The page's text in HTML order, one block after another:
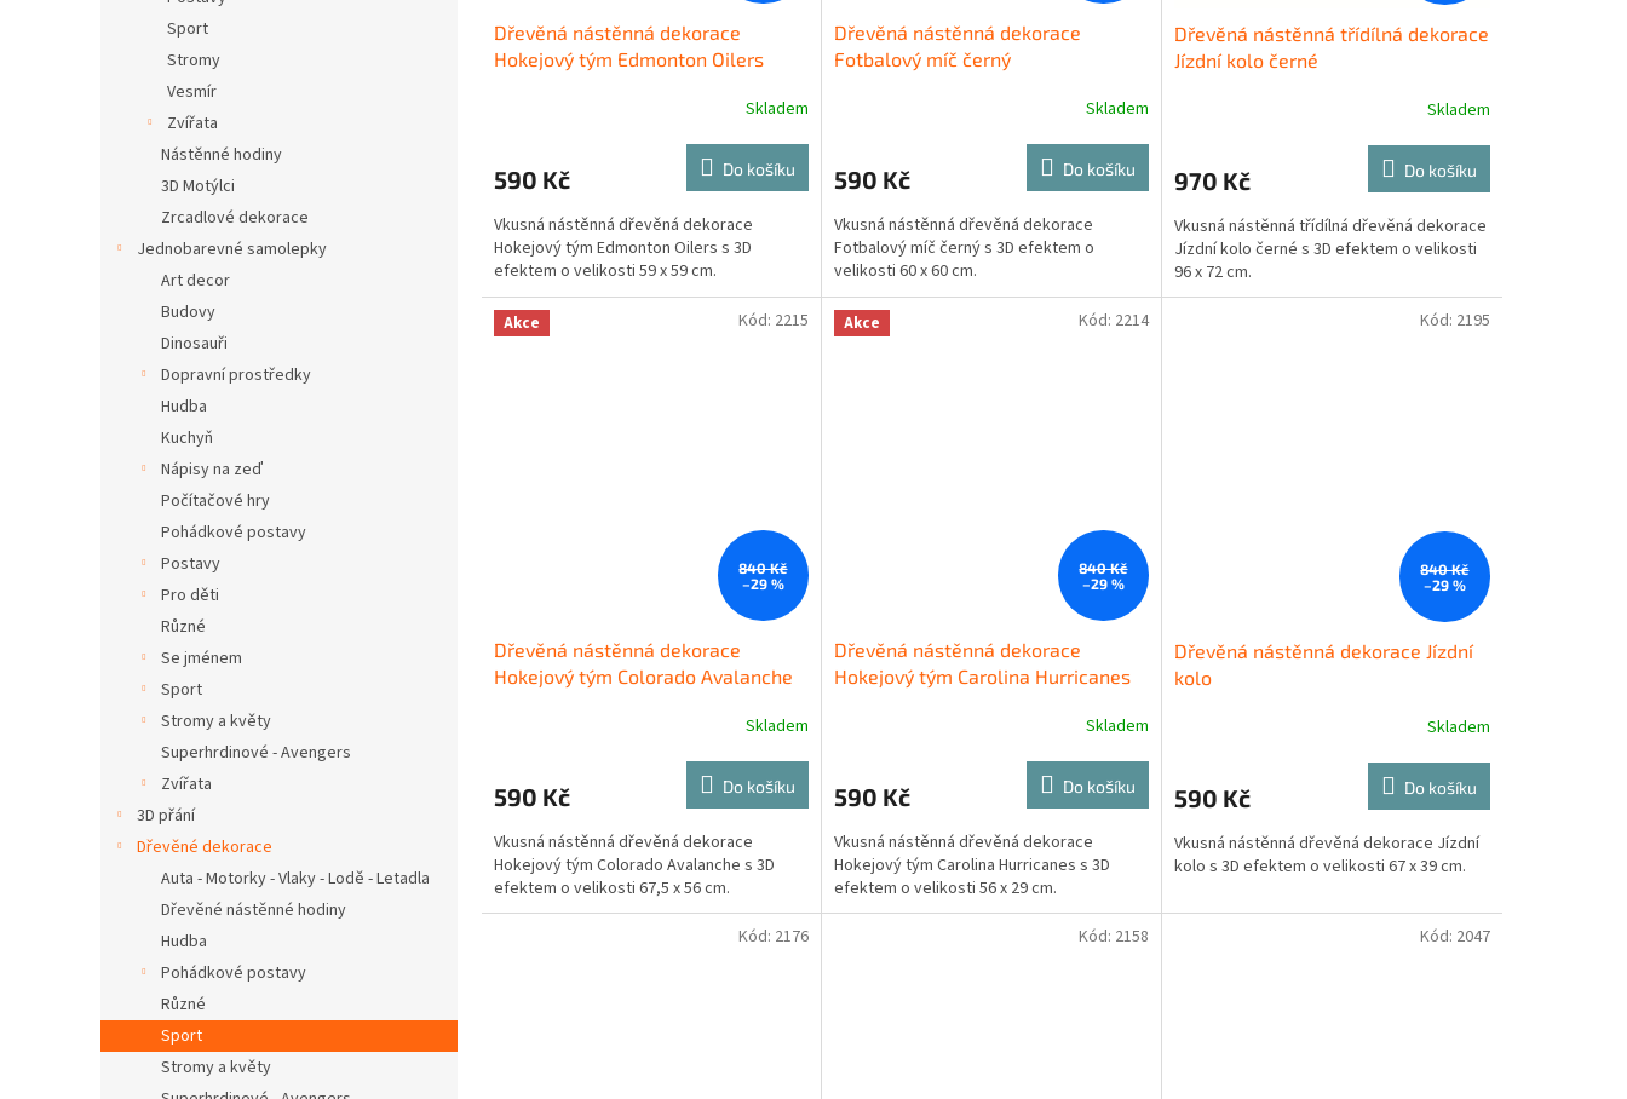
Sport
Stromy
Vesmír
Zvířata
Nástěnné hodiny
3D Motýlci
Zrcadlové dekorace
Jednobarevné samolepky
Art decor
Budovy
Dinosauři
Dopravní prostředky
Hudba
Kuchyň
Nápisy na zeď
Počítačové hry
Pohádkové postavy
Postavy
Pro děti
Různé
Se jménem
Sport
Stromy a květy
Superhrdinové - Avengers
Zvířata
3D přání
Dřevěné dekorace
Auta - Motorky - Vlaky - Lodě - Letadla
Dřevěné nástěnné hodiny
Hudba
Pohádkové postavy
Různé
Sport
Stromy a květy
Dřevěná nástěnná dekorace
Hokejový tým Edmonton Oilers
Skladem
590 Kč Do košíku
Vkusná nástěnná dřevěná dekorace
Hokejový tým Edmonton Oilers s 3D
efektem o velikosti 59 x 59 cm.
Dřevěná nástěnná dekorace
Fotbalový míč černý
Skladem
590 Kč Do košíku
Vkusná nástěnná dřevěná dekorace
Fotbalový míč černý s 3D efektem o
velikosti 60 x 60 cm.
Dřevěná nástěnná třídílná dekorace
Jízdní kolo černé
Skladem
970 Kč Do košíku
Vkusná nástěnná třídílná dřevěná dekorace
Jízdní kolo černé s 3D efektem o velikosti
96 x 72 cm.
Akce
840 Kč
–29 %
Dřevěná nástěnná dekorace
Hokejový tým Colorado Avalanche
Skladem
590 Kč Do košíku
Vkusná nástěnná dřevěná dekorace
Hokejový tým Colorado Avalanche s 3D
efektem o velikosti 67,5 x 56 cm.
Kód: 2215 Akce
840 Kč
–29 %
Dřevěná nástěnná dekorace
Hokejový tým Carolina Hurricanes
Skladem
590 Kč Do košíku
Vkusná nástěnná dřevěná dekorace
Hokejový tým Carolina Hurricanes s 3D
efektem o velikosti 56 x 29 cm.
Kód: 2214
840 Kč
–29 %
Dřevěná nástěnná dekorace Jízdní
kolo
Skladem
590 Kč Do košíku
Vkusná nástěnná dřevěná dekorace Jízdní
kolo s 3D efektem o velikosti 67 x 39 cm.
Kód: 2195
Kód: 2176 Kód: 2158 Kód: 2047